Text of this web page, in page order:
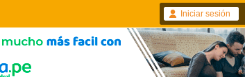
Iniciar sesión